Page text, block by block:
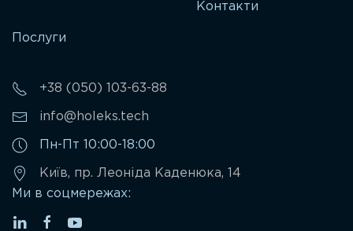
Послуги
Контакти
+38 (050) 103-63-88
info@holeks.tech
Пн-Пт 10:00-18:00
Київ, пр. Леоніда Каденюка, 14
Ми в соцмережах: